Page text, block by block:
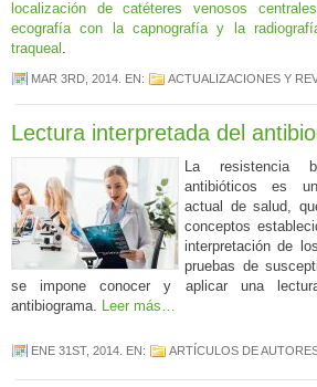
localización de catéteres venosos centrales
ecografía con la capnografía y la
traqueal .
MAR 3RD, 2014 . EN: ACTUALIZACIONES Y
Lectura interpretada del
La resistencia
antibióticos es
actual de salud,
conceptos
interpretación de
pruebas de
se impone conocer y aplicar una
antibiograma. Leer más…
ENE 31ST, 2014 . EN: ARTÍCULOS DE